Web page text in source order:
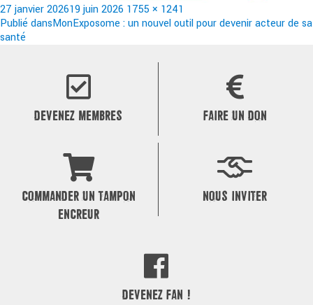
Publié
le
27 janvier 202619 juin 2026 Taille
réelle
1755 × 1241
Navigation
de
Publié dansMonExposome : un nouvel outil pour devenir acteur de sa
santé
DEVENEZ MEMBRES FAIRE UN DON
COMMANDER UN TAMPON
ENCREUR
NOUS INVITER
DEVENEZ FAN !